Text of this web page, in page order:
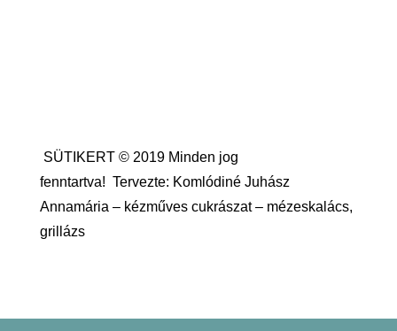
SÜTIKERT © 2019 Minden jog
fenntartva! Tervezte: Komlódiné Juhász
Annamária – kézműves cukrászat – mézeskalács,
grillázs